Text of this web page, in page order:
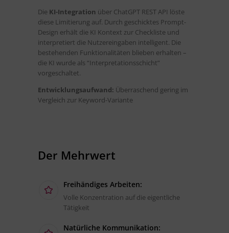
Die KI-Integration über ChatGPT REST API löste
diese Limitierung auf. Durch geschicktes Prompt-
Design erhält die KI Kontext zur Checkliste und
interpretiert die Nutzereingaben intelligent. Die
bestehenden Funktionalitäten blieben erhalten –
die KI wurde als “Interpretationsschicht”
vorgeschaltet.
Entwicklungsaufwand: Überraschend gering im
Vergleich zur Keyword-Variante
Der Mehrwert
Freihändiges Arbeiten:
Volle Konzentration auf die eigentliche
Tätigkeit
Natürliche Kommunikation: